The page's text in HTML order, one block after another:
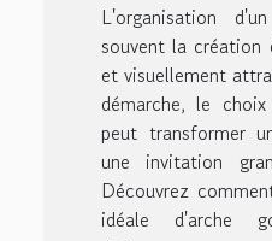
L'organisation
souvent la création
et visuellement
démarche, le
peut transformer
une invitation
Découvrez
idéale d'arche